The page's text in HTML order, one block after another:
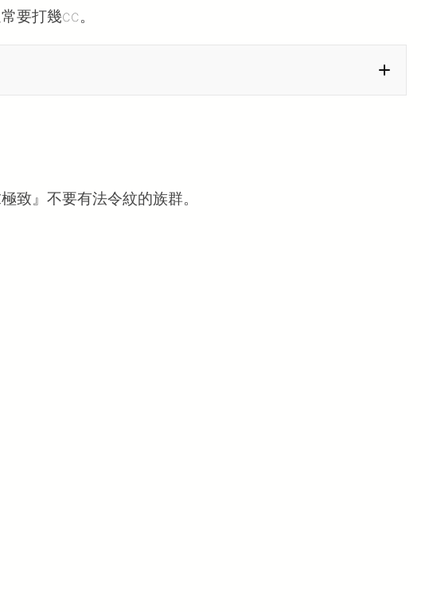
要打幾cc。
致』不要有法令紋的族群。